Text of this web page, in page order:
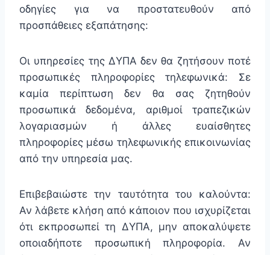
οδηγίες για να προστατευθούν από
προσπάθειες εξαπάτησης:
Οι υπηρεσίες της ΔΥΠΑ δεν θα ζητήσουν ποτέ
προσωπικές πληροφορίες τηλεφωνικά: Σε
καμία περίπτωση δεν θα σας ζητηθούν
προσωπικά δεδομένα, αριθμοί τραπεζικών
λογαριασμών ή άλλες ευαίσθητες
πληροφορίες μέσω τηλεφωνικής επικοινωνίας
από την υπηρεσία μας.
Επιβεβαιώστε την ταυτότητα του καλούντα:
Αν λάβετε κλήση από κάποιον που ισχυρίζεται
ότι εκπροσωπεί τη ΔΥΠΑ, μην αποκαλύψετε
οποιαδήποτε προσωπική πληροφορία. Αν